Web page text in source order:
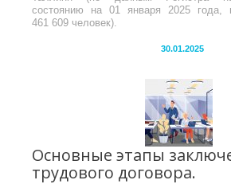
состоянию на 01 января 2025 года,
461 609 человек).
30.01.2025
Основные этапы
трудового договора.